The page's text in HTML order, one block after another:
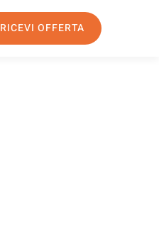
RICEVI OFFERTA